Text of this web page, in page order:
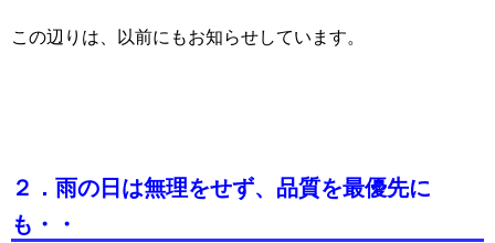
この辺りは、以前にもお知らせしています。
２．雨の日は無理をせず、品質を最優先に
も・・